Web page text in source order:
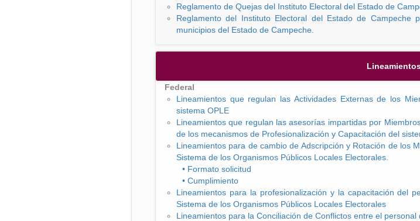
Reglamento de Quejas del Instituto Electoral del Estado de
Reglamento del Instituto Electoral del Estado de Campeche
municipios del Estado de Campeche.
Federal
Lineamientos que regulan las Actividades Externas de los
sistema OPLE
Lineamientos que regulan las asesorías impartidas por
de los mecanismos de Profesionalización y Capacitación del
Lineamientos para de cambio de Adscripción y Rotación de los
Sistema de los Organismos Públicos Locales Electorales.
• Formato solicitud
• Cumplimiento
Lineamientos para la profesionalización y la capacitación del
Sistema de los Organismos Públicos Locales Electorales
Lineamientos para la Conciliación de Conflictos entre el personal